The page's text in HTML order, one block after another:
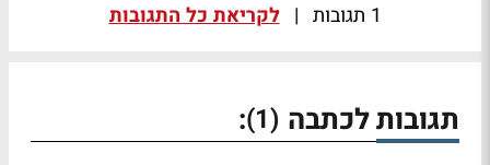
1 תגובות | לקריאת כל התגובות
תגובות לכתבה (1)
: